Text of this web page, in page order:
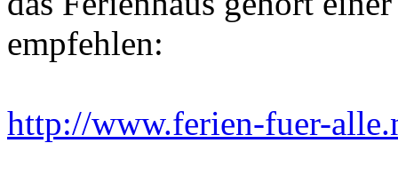
empfehlen:
http://www.ferien-fuer-